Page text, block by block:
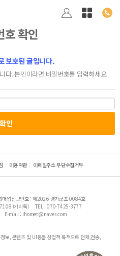
호 확인
보호된 글입니다.
다. 본인이라면 비밀번호를 입력하세요.
이용약관 이메일주소 무단수집거부
매업신고번호 : 제2026-경기군포-0084호
(가치톡)
TEL : 070-7425-3777
E-mail : ihomet@naver.com
보, 콘텐츠 및 UI등을 상업적 목적으로 전재,전송,